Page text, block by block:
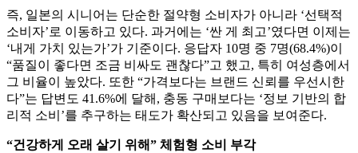
즉, 일본의 시니어는 단순한 절약형 소비자가 아니라 ‘선택적
소비자’로 이동하고 있다. 과거에는 ‘싼 게 최고’였다면 이제는
‘내게 가치 있는가’가 기준이다. 응답자 10명 중 7명(68.4%)이
“품질이 좋다면 조금 비싸도 괜찮다”고 했고, 특히 여성층에서
그 비율이 높았다. 또한 “가격보다는 브랜드 신뢰를 우선시한
다”는 답변도 41.6%에 달해, 충동 구매보다는 ‘정보 기반의 합
리적 소비’를 추구하는 태도가 확산되고 있음을 보여준다.
“건강하게 오래 살기 위해” 체험형 소비 부각